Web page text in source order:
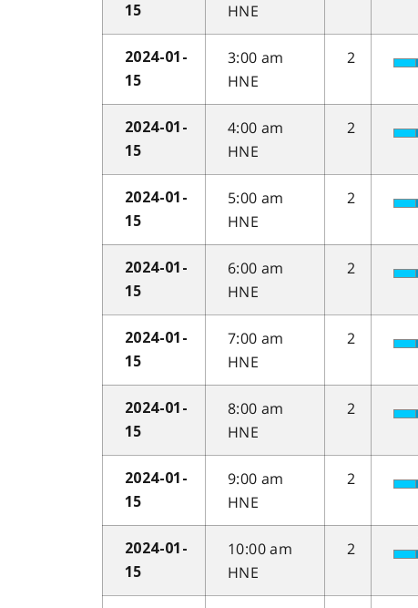
15
HNE
2024-01-
15
3:00 am
HNE
2
2024-01-
15
4:00 am
HNE
2
2024-01-
15
5:00 am
HNE
2
2024-01-
15
6:00 am
HNE
2
2024-01-
15
7:00 am
HNE
2
2024-01-
15
8:00 am
HNE
2
2024-01-
15
9:00 am
HNE
2
2024-01-
15
10:00 am
HNE
2